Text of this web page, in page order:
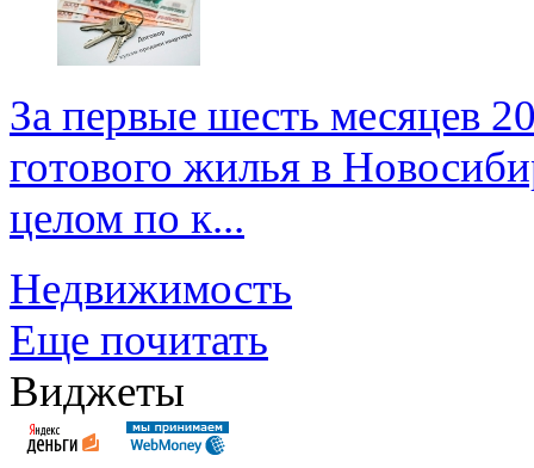
За первые шесть месяцев
готового жилья в
целом по к...
Недвижимость
Еще почитать
Виджеты